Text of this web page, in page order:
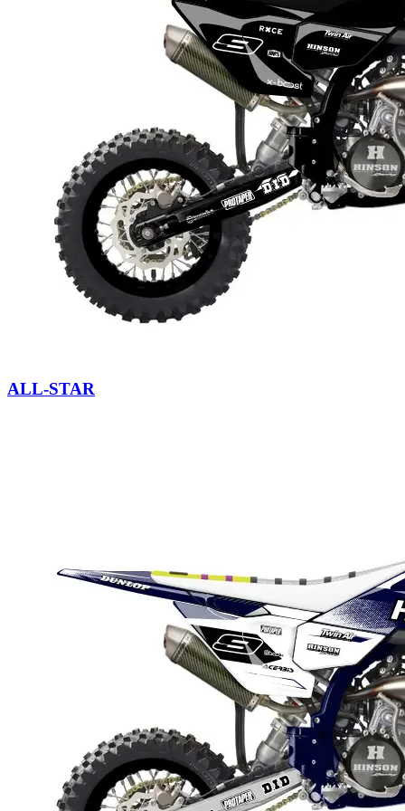
ALL-STAR